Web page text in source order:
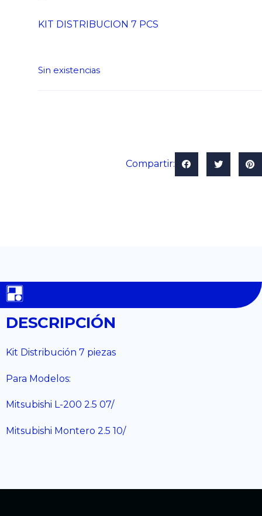
KIT DISTRIBUCION 7 PCS
Sin existencias
Compartir:
DESCRIPCIÓN
Kit Distribución 7 piezas
Para Modelos:
Mitsubishi L-200 2.5 07/
Mitsubishi Montero 2.5 10/